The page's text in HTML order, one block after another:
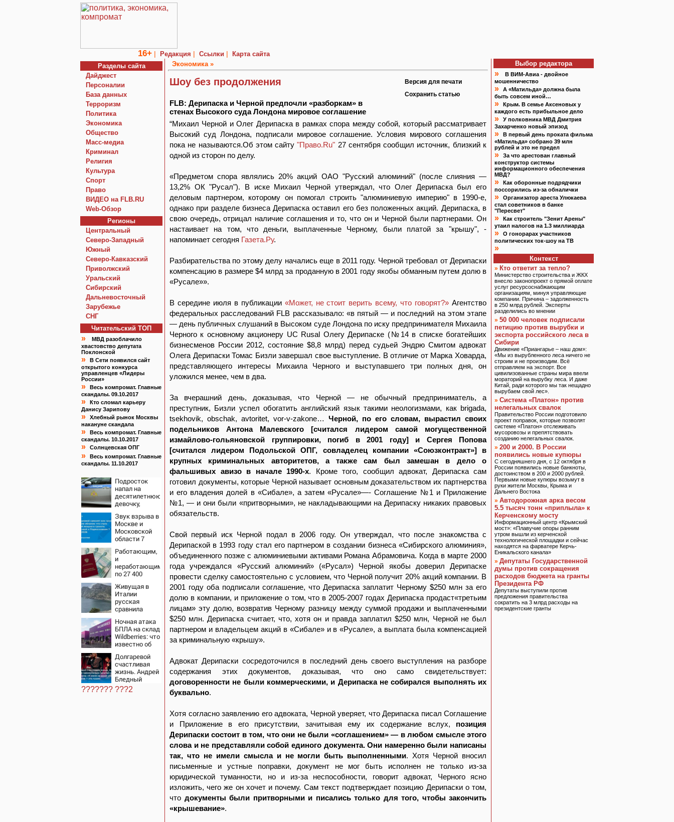
16+ | Редакция | Ссылки |
Карта сайта
Разделы сайта
Дайджест
Персоналии
База данных
Терроризм
Политика
Экономика
Общество
Macc-медиа
Криминал
Религия
Культура
Спорт
Право
ВИДЕО на FLB.RU
Web-Обзор
Регионы
Центральный
Северо-Западный
Южный
Северо-Кавказский
Приволжский
Уральский
Сибирский
Дальневосточный
Зарубежье
СНГ
Читательский TOП
»
МВД разоблачило
хвастовство депутата
Поклонской
»
В Сети появился сайт
открытого конкурса
управленцев «Лидеры
России»
»
Весь компромат. Главные
скандалы. 09.10.2017
»
Кто сломал карьеру
Данису Зарипову
»
Хлебный рынок Москвы
накануне скандала
»
Весь компромат. Главные
скандалы. 10.10.2017
» Солнцевская ОПГ
»
Весь компромат. Главные
скандалы. 11.10.2017
Подросток
напал на
десятилетнюю
девочку,
квартиру
Звук взрыва в
Москве и
Московской
области 7
года: Причины,
источник,
откуда был
громкий
хлопок
Работающим,
и
неработающим:
по 27 400
пенсионерам в
сентябре -
PrimaMedia.ru
Живущая в
Италии
русская
сравнила
Европе и в
Крыму
Ночная атака
БПЛА на склад
Wildberries: что
известно об
ударе по
логистическим
центрам
07/08/2026 –
Новости
Долгаревой
счастливая
жизнь. Андрей
Бледный
пронзительно
зачитал стихи
??????? ???2
Экономика »
Шоу без продолжения
FLB: Дерипаска и Черной предпочли «разборкам» в
стенах Высокого суда Лондона мировое соглашение
Версия для печати
Сохранить статью
“Михаил Черной и Олег Дерипаска в рамках спора между собой, который рассматривает
Высокий суд Лондона, подписали мировое соглашение. Условия мирового соглашения
пока не называются.Об этом сайту"Право.Ru" 27 сентября сообщил источник, близкий к
одной из сторон по делу.
«Предметом спора являлись 20% акций ОАО "Русский алюминий" (после слияния —
13,2% ОК "Русал"). В иске Михаил Черной утверждал, что Олег Дерипаска был его
деловым партнером, которому он помогал строить "алюминиевую империю" в 1990-е,
однако при разделе бизнеса Дерипаска оставил его без положенных акций. Дерипаска, в
свою очередь, отрицал наличие соглашения и то, что он и Черной были партнерами. Он
настаивает на том, что деньги, выплаченные Черному, были платой за "крышу", -
напоминает сегодня Газета.Ру.
Разбирательства по этому делу начались еще в 2011 году. Черной требовал от Дерипаски
компенсацию в размере $4 млрд за проданную в 2001 году якобы обманным путем долю в
«Русале»».
В середине июля в публикации «Может, не стоит верить всему, что говорят?» Агентство
федеральных расследований FLB рассказывало: «в пятый — и последний на этом этапе
— день публичных слушаний в Высоком суде Лондона по иску предпринимателя Михаила
Черного к основному акционеру UC Rusal Олегу Дерипаске (№14 в списке богатейших
бизнесменов России 2012, состояние $8,8 млрд) перед судьей Эндрю Смитом адвокат
Олега Дерипаски Томас Бизли завершал свое выступление. В отличие от Марка Ховарда,
представляющего интересы Михаила Черного и выступавшего три полных дня, он
уложился менее, чем в два.
За вчерашний день, доказывая, что Черной — не обычный предприниматель, а
преступник, Бизли успел обогатить английский язык такими неологизмами, как brigada,
tsekhovik, obschak, avtoritet, vor-v-zakone… Черной, по его словам, вырастил своих
подельников Антона Малевского [считался лидером самой могущественной
измайлово-гольяновской группировки, погиб в 2001 году] и Сергея Попова
[считался лидером Подольской ОПГ, совладелец компании «Союзконтракт»] в
крупных криминальных авторитетов, а также сам был замешан в дело о
фальшивых авизо в начале 1990-х. Кроме того, сообщил адвокат, Дерипаска сам
готовил документы, которые Черной называет основным доказательством их партнерства
и его владения долей в «Сибале», а затем «Русале»—- Соглашение №1 и Приложение
№1, — и они были «притворными», не накладывающими на Дерипаску никаких правовых
обязательств.
Свой первый иск Черной подал в 2006 году. Он утверждал, что после знакомства с
Дерипаской в 1993 году стал его партнером в создании бизнеса «Сибирского алюминия»,
объединенного позже с алюминиевыми активами Романа Абрамовича. Когда в марте 2000
года учреждался «Русский алюминий» («Русал») Черной якобы доверил Дерипаске
провести сделку самостоятельно с условием, что Черной получит 20% акций компании. В
2001 году оба подписали соглашение, что Дерипаска заплатит Черному $250 млн за его
долю в компании, и приложение о том, что в 2005-2007 годах Дерипаска продаст«третьим
лицам» эту долю, возвратив Черному разницу между суммой продажи и выплаченными
$250 млн. Дерипаска считает, что, хотя он и правда заплатил $250 млн, Черной не был
партнером и владельцем акций в «Сибале» и в «Русале», а выплата была компенсацией
за криминальную «крышу».
Адвокат Дерипаски сосредоточился в последний день своего выступления на разборе
содержания этих документов, доказывая, что оно само свидетельствует:
договоренности не были коммерческими, и Дерипаска не собирался выполнять их
буквально.
Хотя согласно заявлению его адвоката, Черной уверяет, что Дерипаска писал Соглашение
и Приложение в его присутствии, зачитывая ему их содержание вслух, позиция
Дерипаски состоит в том, что они не были «соглашением» — в любом смысле этого
слова и не представляли собой единого документа. Они намеренно были написаны
так, что не имели смысла и не могли быть выполненными. Хотя Черной вносил
письменные и устные поправки, документ не мог быть исполнен не только из-за
юридической туманности, но и из-за неспособности, говорит адвокат, Черного ясно
изложить, чего же он хочет и почему. Сам текст подтверждает позицию Дерипаски о том,
что документы были притворными и писались только для того, чтобы закончить
«крышевание».
Выбор редактора
»
В ВИМ-Авиа - двойное
мошенничество
»
А «Матильда» должна была
быть совсем иной…
»
Крым. В семье Аксеновых у
каждого есть прибыльное дело
»
У полковника МВД Дмитрия
Захарченко новый эпизод
»
В первый день проката фильма
«Матильда» собрано 39 млн
рублей и это не предел
»
За что арестован главный
конструктор системы
информационного обеспечения
МВД?
»
Как оборонные подрядчики
поссорились из-за обналички
»
Организатор ареста Улюкаева
стал советников в банке
"Пересвет"
»
Как строитель "Зенит Арены"
утаил налогов на 1.3 миллиарда
»
О гонорарах участников
политических ток-шоу на ТВ
»
Контекст
» Кто ответит за тепло?
Министерство строительства и ЖКХ
внесло законопроект о прямой оплате
услуг ресурсоснабжающим
организациям, минуя управляющие
компании. Причина – задолженность
в 250 млрд рублей. Эксперты
разделились во мнении
» 50 000 человек подписали
петицию против вырубки и
экспорта российского леса в
Сибири
Движение «Приангарье – наш дом»:
«Мы из вырубленного леса ничего не
строим и не производим. Всё
отправляем на экспорт. Все
цивилизованные страны мира ввели
мораторий на вырубку леса. И даже
Китай, ради которого мы так нещадно
вырубаем свой лес».
» Система «Платон» против
нелегальных свалок
Правительство России подготовило
проект поправок, которые позволят
системе «Платон» отслеживать
мусоровозы и препятствовать
созданию нелегальных свалок.
» 200 и 2000. В России
появились новые купюры
С сегодняшнего дня, с 12 октября в
России появились новые банкноты,
достоинством в 200 и 2000 рублей.
Первыми новые купюры возьмут в
руки жители Москвы, Крыма и
Дальнего Востока
» Автодорожная арка весом
5.5 тысяч тонн «приплыла» к
Керченскому мосту
Информационный центр «Крымский
мост»: «Плавучие опоры ранним
утром вышли из керченской
технологической площадки и сейчас
находятся на фарватере Керчь-
Еникальского канала»
» Депутаты Государственной
думы против сокращения
расходов бюджета на гранты
Президента РФ
Депутаты выступили против
предложения правительства
сократить на 3 млрд расходы на
президентские гранты